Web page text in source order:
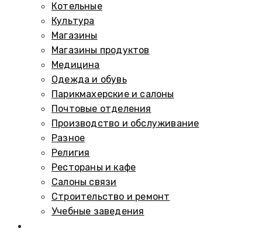
Котельные
Культура
Магазины
Магазины продуктов
Медицина
Одежда и обувь
Парикмахерские и салоны
Почтовые отделения
Производство и обслуживание
Разное
Религия
Рестораны и кафе
Салоны связи
Строительство и ремонт
Учебные заведения